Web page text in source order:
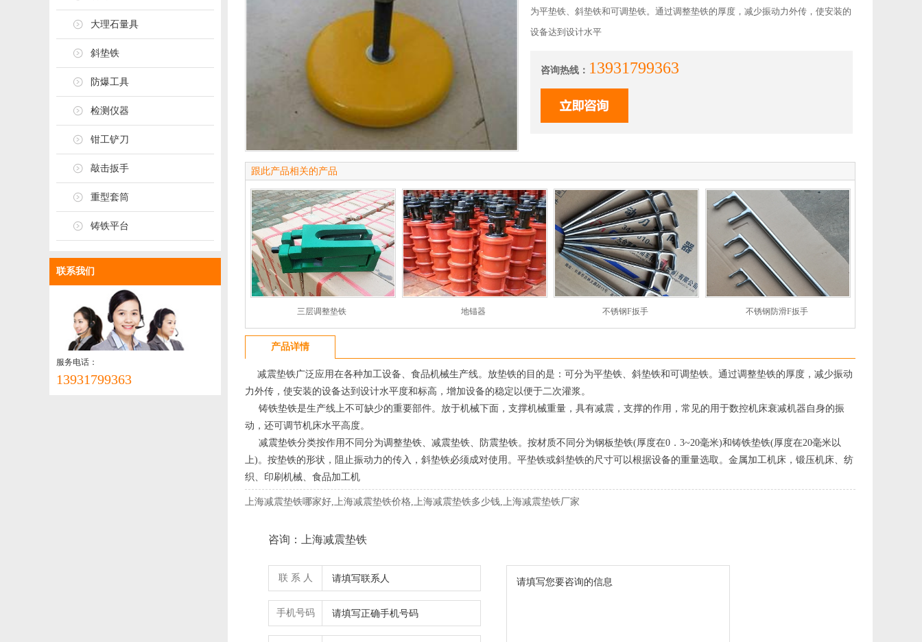
大理石量具
斜垫铁
防爆工具
检测仪器
钳工铲刀
敲击扳手
重型套筒
铸铁平台
联系我们
服务电话：
13931799363
为平垫铁、斜垫铁和可调垫铁。通过调整垫铁的厚度，减少振动力外传，使安装的
设备达到设计水平
咨询热线： 13931799363
跟此产品相关的产品
三层调整垫铁 地锚器 不锈钢F扳手 不锈钢防滑F扳手
产品详情
减震垫铁广泛应用在各种加工设备、食品机械生产线。放垫铁的目的是：可分为平垫铁、斜垫铁和可调垫铁。通过调整垫铁的厚度，减少振动
力外传，使安装的设备达到设计水平度和标高，增加设备的稳定以便于二次灌浆。
铸铁垫铁是生产线上不可缺少的重要部件。放于机械下面，支撑机械重量，具有减震，支撑的作用，常见的用于数控机床衰减机器自身的振
动，还可调节机床水平高度。
减震垫铁分类按作用不同分为调整垫铁、减震垫铁、防震垫铁。按材质不同分为钢板垫铁(厚度在0．3~20毫米)和铸铁垫铁(厚度在20毫米以
上)。按垫铁的形状，阻止振动力的传入，斜垫铁必须成对使用。平垫铁或斜垫铁的尺寸可以根据设备的重量选取。金属加工机床，锻压机床、纺
织、印刷机械、食品加工机
上海减震垫铁哪家好,上海减震垫铁价格,上海减震垫铁多少钱,上海减震垫铁厂家
咨询：上海减震垫铁
联 系 人
手机号码